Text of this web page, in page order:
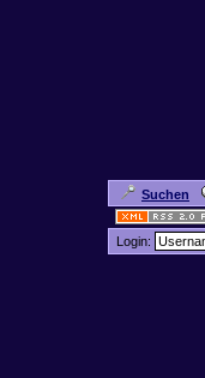
Suchen
Login: